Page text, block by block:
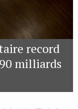
record
milliards